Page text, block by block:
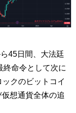
45日間、 大法廷
終命令として次に
クのビットコイ
想通貨全体の追